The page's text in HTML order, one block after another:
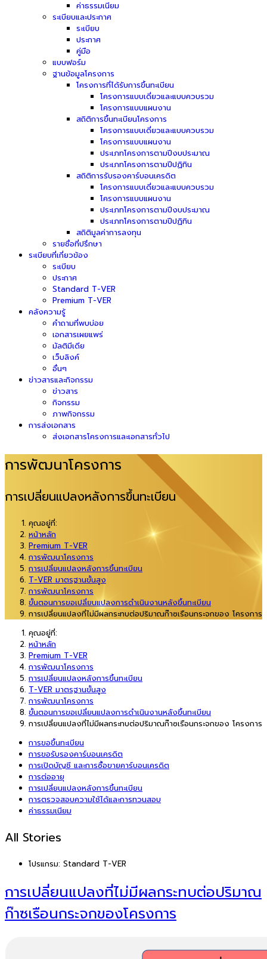
ค่าธรรมเนียม
ระเบียบและประกาศ
ระเบียบ
ประกาศ
คู่มือ
แบบฟอร์ม
ฐานข้อมูลโครงการ
โครงการที่ได้รับการขึ้นทะเบียน
โครงการแบบเดี่ยวและแบบควบรวม
โครงการแบบแผนงาน
สถิติการขึ้นทะเบียนโครงการ
โครงการแบบเดี่ยวและแบบควบรวม
โครงการแบบแผนงาน
ประเภทโครงการตามปีงบประมาณ
ประเภทโครงการตามปีปฏิทิน
สถิติการรับรองคาร์บอนเครดิต
โครงการแบบเดี่ยวและแบบควบรวม
โครงการแบบแผนงาน
ประเภทโครงการตามปีงบประมาณ
ประเภทโครงการตามปีปฏิทิน
สถิติมูลค่าการลงทุน
รายชื่อที่ปรึกษา
ระเบียบที่เกี่ยวข้อง
ระเบียบ
ประกาศ
Standard T-VER
Premium T-VER
คลังความรู้
คำถามที่พบบ่อย
เอกสารเผยแพร่
มัลติมีเดีย
เว็บลิงค์
อื่นๆ
ข่าวสารและกิจกรรม
ข่าวสาร
กิจกรรม
ภาพกิจกรรม
การส่งเอกสาร
ส่งเอกสารโครงการและเอกสารทั่วไป
การพัฒนาโครงการ
การเปลี่ยนแปลงหลังการขึ้นทะเบียน
คุณอยู่ที่:
หน้าหลัก
Premium T-VER
การพัฒนาโครงการ
การเปลี่ยนแปลงหลังการขึ้นทะเบียน
T-VER มาตรฐานขั้นสูง
การพัฒนาโครงการ
ขั้นตอนการขอเปลี่ยนแปลงการดำเนินงานหลังขึ้นทะเบียน
การเปลี่ยนแปลงที่ไม่มีผลกระทบต่อปริมาณก๊าซเรือนกระจกของ โครงการ
คุณอยู่ที่:
หน้าหลัก
Premium T-VER
การพัฒนาโครงการ
การเปลี่ยนแปลงหลังการขึ้นทะเบียน
T-VER มาตรฐานขั้นสูง
การพัฒนาโครงการ
ขั้นตอนการขอเปลี่ยนแปลงการดำเนินงานหลังขึ้นทะเบียน
การเปลี่ยนแปลงที่ไม่มีผลกระทบต่อปริมาณก๊าซเรือนกระจกของ โครงการ
การขอขึ้นทะเบียน
การขอรับรองคาร์บอนเครดิต
การเปิดบัญชี และการซื้อขายคาร์บอนเครดิต
การต่ออายุ
การเปลี่ยนแปลงหลังการขึ้นทะเบียน
การตรวจสอบความใช้ได้และการทวนสอบ
ค่าธรรมเนียม
All Stories
โปรแกรม: Standard T-VER
การเปลี่ยนแปลงที่ไม่มีผลกระทบต่อปริมาณ
ก๊าซเรือนกระจกของโครงการ